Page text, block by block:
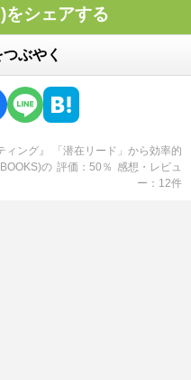
シェアする
ぶやく
ィング』 「潜在リード」から効率的
の 評価 50 ％ 感想・レビュ
ー
12件